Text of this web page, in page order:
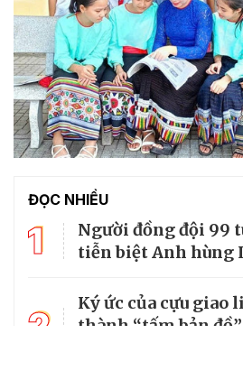
ĐỌC NHIỀU
1
Người đồng đội 99
tiễn biệt Anh hùng
2
Ký ức của cựu giao
thành “tấm bản